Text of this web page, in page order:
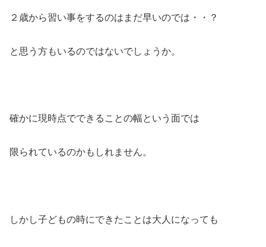
２歳から習い事をするのはまだ早いのでは・・？
と思う方もいるのではないでしょうか。
確かに現時点でできることの幅という面では
限られているのかもしれません。
しかし子どもの時にできたことは大人になっても